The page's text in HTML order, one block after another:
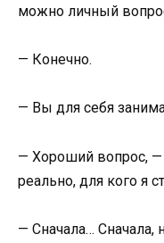
можно личный
— Конечно.
— Вы для себя
— Хороший вопрос,
реально, для кого я
— Сначала… Сначала,